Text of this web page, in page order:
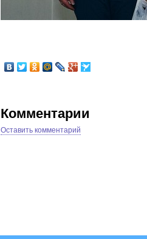
Комментарии
Оставить комментарий